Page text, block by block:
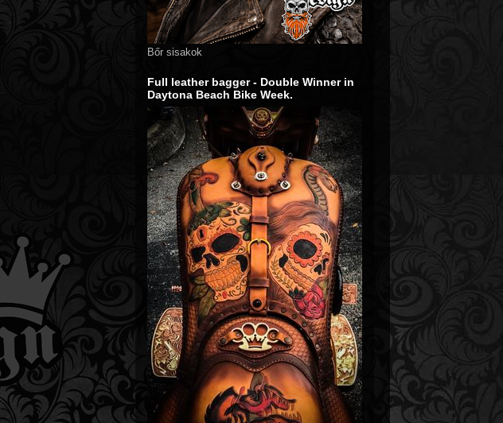
Bőr sisakok
Full leather bagger - Double Winner in
Daytona Beach Bike Week.